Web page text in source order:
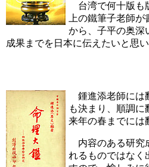
台湾で何十版も
上の鐵筆子老師
から、子平の奥深
成果までを日本に伝えたいと思い
鍾進添老師には
も決まり、順調に
来年の春までには
内容のある研究
れるものではなく